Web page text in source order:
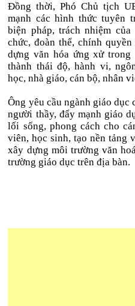
Đồng thời, Phó Chủ tịch
mạnh các hình thức tuyên
biện pháp, trách nhiệm
chức, đoàn thể, chính
dựng văn hóa ứng xử
thành thái độ, hành vi,
học, nhà giáo, cán bộ, nhân
Ông yêu cầu ngành giáo dục
người thầy, đẩy mạnh giáo
lối sống, phong cách cho
viên, học sinh, tạo nền tảng
xây dựng môi trường văn
trường giáo dục trên địa bàn.